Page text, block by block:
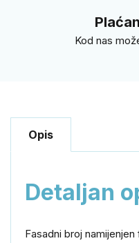
Kod nas
Opis
Detaljan
Fasadni broj